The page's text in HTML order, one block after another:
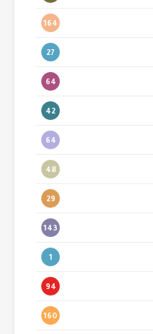
164
27
64
42
64
48
29
143
1
94
160